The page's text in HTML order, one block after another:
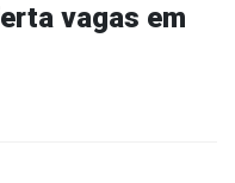
vagas em